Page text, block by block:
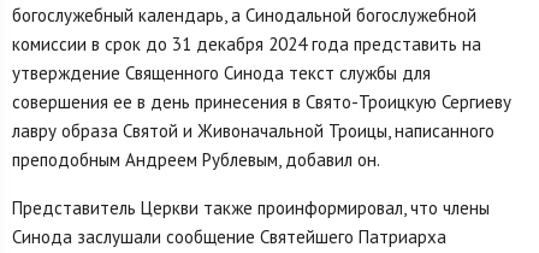
богослужебный календарь, а Синодальной богослужебной
комиссии в срок до 31 декабря 2024 года представить на
утверждение Священного Синода текст службы для
совершения ее в день принесения в Свято-Троицкую Сергиеву
лавру образа Святой и Живоначальной Троицы, написанного
преподобным Андреем Рублевым, добавил он.
Представитель Церкви также проинформировал, что члены
Синода заслушали сообщение Святейшего Патриарха